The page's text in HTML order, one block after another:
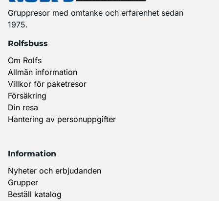
Gruppresor med omtanke och erfarenhet sedan
1975.
Rolfsbuss
Om Rolfs
Allmän information
Villkor för paketresor
Försäkring
Din resa
Hantering av personuppgifter
Information
Nyheter och erbjudanden
Grupper
Beställ katalog